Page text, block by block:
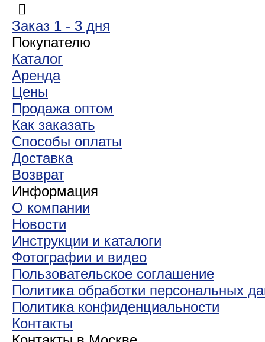
Заказ 1 - 3 дня
Покупателю
Каталог
Аренда
Цены
Продажа оптом
Как заказать
Способы оплаты
Доставка
Возврат
Информация
О компании
Новости
Инструкции и каталоги
Фотографии и видео
Пользовательское соглашение
Политика обработки персональных
Политика конфиденциальности
Контакты